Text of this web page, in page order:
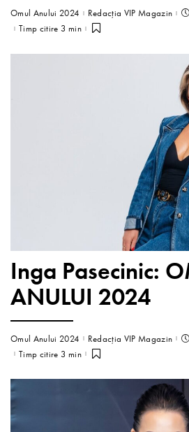
Omul Anului 2024 Redacția VIP Magazin
Timp citire 3 min
Inga Pasecinic:
ANULUI 2024
Omul Anului 2024 Redacția VIP Magazin
Timp citire 3 min